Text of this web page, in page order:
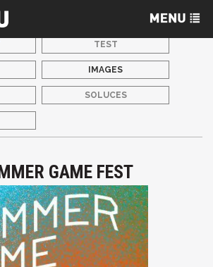
TEST
IMAGES
SOLUCES
GAME FEST